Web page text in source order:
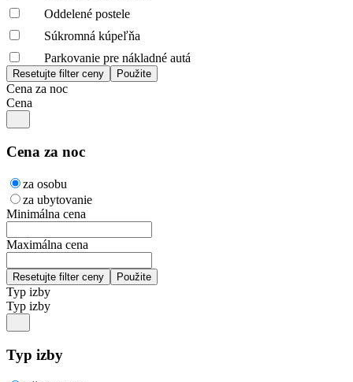
Oddelené postele
Súkromná kúpeľňa
Parkovanie pre nákladné autá
Cena za noc
Cena
Cena za noc
za osobu
za ubytovanie
Minimálna cena
Maximálna cena
Typ izby
Typ izby
Typ izby